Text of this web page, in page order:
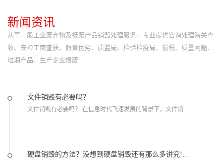
新闻资讯
从事一般工业废弃物及报废产品销毁处理服务，专业提供咨询处理海关查
收、安检工商查获、假冒伪劣、质监局、检验检疫局、偷税、质量问题、
过期产品、生产企业报废
文件销毁有必要吗？
文件销毁有必要吗？ 在信息时代飞速发展的背景下，文件销毁也成为了现今不可忽视的问题。文件销毁有必要吗？对于这个问题，很多人存在不同的相对立的理解。看看专注从...
硬盘销毁的方法？没想到硬盘销毁还有那么多讲究!（硬盘如何销毁）